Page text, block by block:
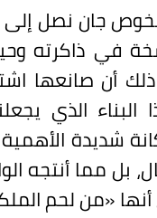
جان نصل إلى
في ذاكرته
أن صانعها
البناء الذي
شديدة
بل مما أنتجه
«من لحم